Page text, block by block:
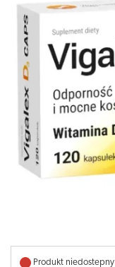
Produkt niedostepny